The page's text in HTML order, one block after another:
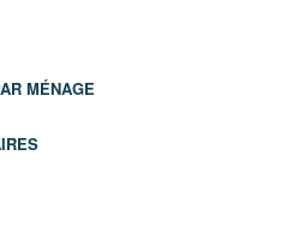
MÉNAGE